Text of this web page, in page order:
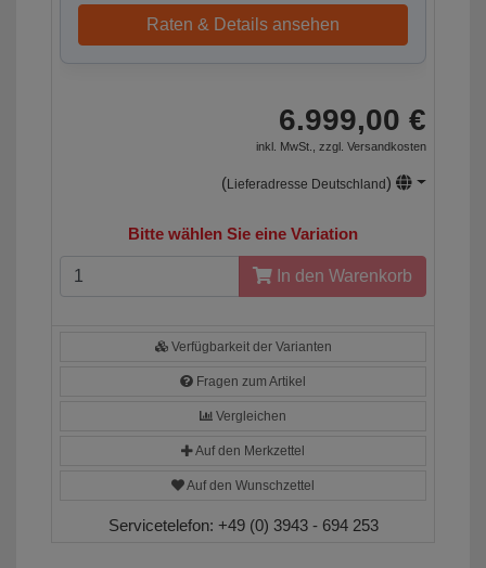
Raten & Details ansehen
6.999,00 €
inkl. MwSt., zzgl. Versandkosten
(Lieferadresse Deutschland)
Bitte wählen Sie eine Variation
In den Warenkorb
Verfügbarkeit der Varianten
Fragen zum Artikel
Vergleichen
Auf den Merkzettel
Auf den Wunschzettel
Servicetelefon: +49 (0) 3943 - 694 253